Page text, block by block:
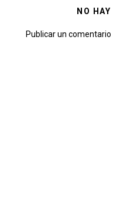
NO
Publicar un comentario